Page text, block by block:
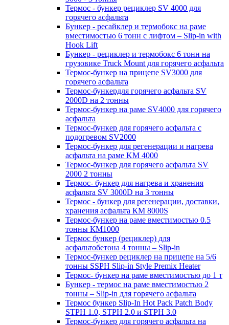
Термос - бункер рециклер SV 4000 для
горячего асфальта
Бункер - ресайклер и термобокс на раме
вместимостью 6 тонн с лифтом – Slip-in with
Hook Lift
Бункер - рециклер и термобокс 6 тонн на
грузовике Truck Mount для горячего асфальта
Термос-бункер на прицепе SV3000 для
горячего асфальта
Термос-бункердля горячего асфальта SV
2000D на 2 тонны
Термос-бункер на раме SV4000 для горячего
асфальта
Термос-бункер для горячего асфальта с
подогревом SV2000
Термос-бункер для регенерации и нагрева
асфальта на раме KM 4000
Термос-бункер для горячего асфальта SV
2000 2 тонны
Термос- бункер для нагрева и хранения
асфальта SV 3000D на 3 тонны
Термос - бункер для регенерации, доставки,
хранения асфальта КМ 8000S
Термос-бункер на раме вместимостью 0.5
тонны КМ1000
Термос бункер (рециклер) для
асфальтобетона 4 тонны – Slip-in
Термос-бункер рециклер на прицепе на 5/6
тонны SSPH Slip-in Style Premix Heater
Термос- бункер на раме вместимостью до 1 т
Бункер - термос на раме вместимостью 2
тонны – Slip-in для горячего асфальта
Термос бункер Slip-In Hot Pack Patch Body
STPH 1.0, STPH 2.0 и STPH 3.0
Термос-бункер для горячего асфальта на